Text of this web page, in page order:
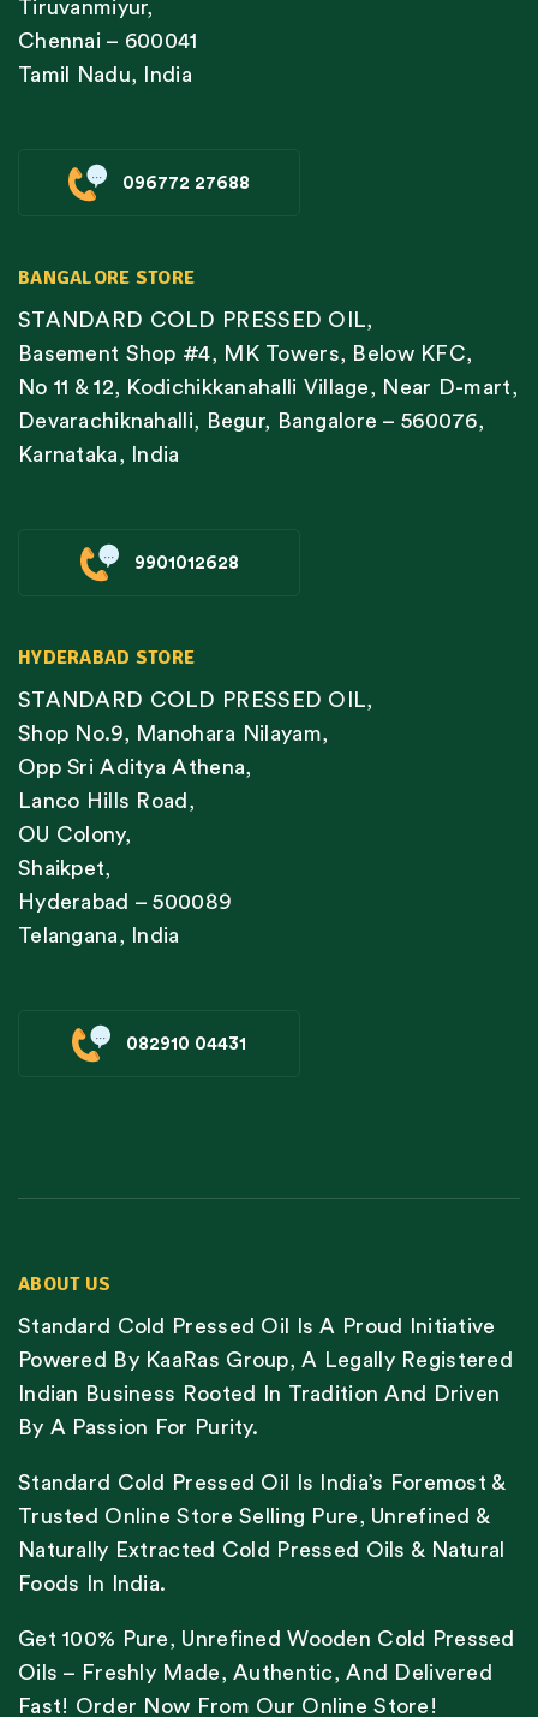
Tiruvanmiyur,
Chennai – 600041
Tamil Nadu, India
096772 27688
BANGALORE STORE
STANDARD COLD PRESSED OIL,
Basement Shop #4, MK Towers, Below KFC,
No 11 & 12, Kodichikkanahalli Village, Near D-mart,
Devarachiknahalli, Begur, Bangalore – 560076,
Karnataka, India
9901012628
HYDERABAD STORE
STANDARD COLD PRESSED OIL,
Shop No.9, Manohara Nilayam,
Opp Sri Aditya Athena,
Lanco Hills Road,
OU Colony,
Shaikpet,
Hyderabad – 500089
Telangana, India
082910 04431
ABOUT US
Standard Cold Pressed Oil Is A Proud Initiative
Powered By KaaRas Group, A Legally Registered
Indian Business Rooted In Tradition And Driven
By A Passion For Purity.
Standard Cold Pressed Oil Is India’s Foremost &
Trusted Online Store Selling Pure, Unrefined &
Naturally Extracted Cold Pressed Oils & Natural
Foods In India.
Get 100% Pure, Unrefined Wooden Cold Pressed
Oils – Freshly Made, Authentic, And Delivered
Fast! Order Now From Our Online Store!